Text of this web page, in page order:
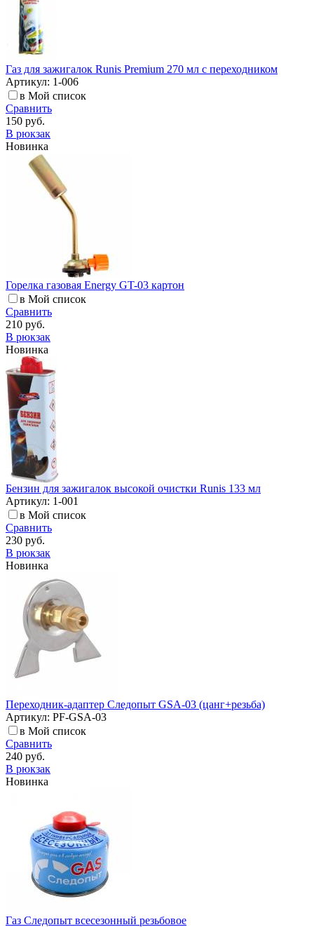
Газ для зажигалок Runis Premium 270 мл с переходником
Артикул: 1-006
в Мой список
Сравнить
150 руб.
В рюкзак
Новинка
Горелка газовая Energy GT-03 картон
в Мой список
Сравнить
210 руб.
В рюкзак
Новинка
Бензин для зажигалок высокой очистки Runis 133 мл
Артикул: 1-001
в Мой список
Сравнить
230 руб.
В рюкзак
Новинка
Переходник-адаптер Следопыт GSA-03 (цанг+резьба)
Артикул: PF-GSA-03
в Мой список
Сравнить
240 руб.
В рюкзак
Новинка
Газ Следопыт всеcезонный резьбовое